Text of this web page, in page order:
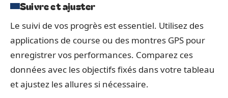
Suivre et ajuster
Le suivi de vos progrès est essentiel. Utilisez des
applications de course ou des montres GPS pour
enregistrer vos performances. Comparez ces
données avec les objectifs fixés dans votre tableau
et ajustez les allures si nécessaire.